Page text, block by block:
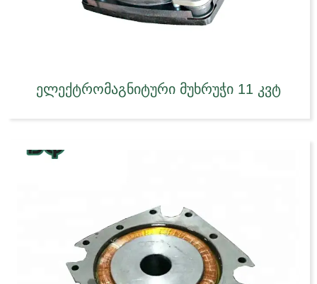
ელექტრომაგნიტური მუხრუჭი 11 კვტ